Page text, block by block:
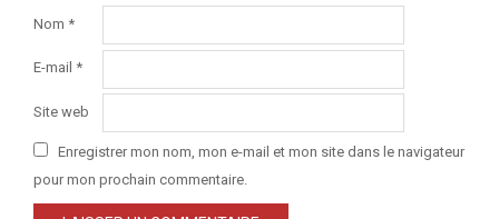
Nom *
E-mail *
Site web
Enregistrer mon nom, mon e-mail et mon site dans le navigateur
pour mon prochain commentaire.